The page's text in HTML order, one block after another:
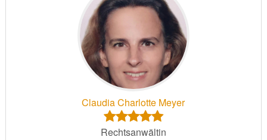
Claudia Charlotte Meyer
Rechtsanwältin